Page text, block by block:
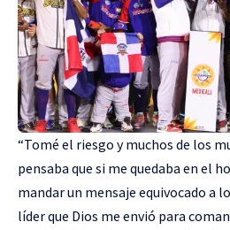
“Tomé el riesgo y muchos de los
pensaba que si me quedaba en el
mandar un mensaje equivocado a
líder que Dios me envió para